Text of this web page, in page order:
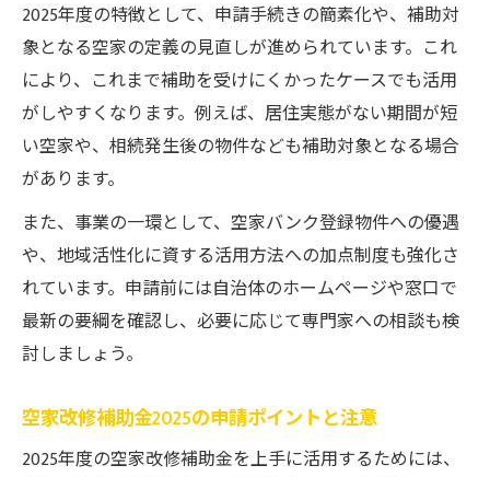
2025年度の特徴として、申請手続きの簡素化や、補助対
象となる空家の定義の見直しが進められています。これ
により、これまで補助を受けにくかったケースでも活用
がしやすくなります。例えば、居住実態がない期間が短
い空家や、相続発生後の物件なども補助対象となる場合
があります。
また、事業の一環として、空家バンク登録物件への優遇
や、地域活性化に資する活用方法への加点制度も強化さ
れています。申請前には自治体のホームページや窓口で
最新の要綱を確認し、必要に応じて専門家への相談も検
討しましょう。
空家改修補助金2025の申請ポイントと注意
2025年度の空家改修補助金を上手に活用するためには、